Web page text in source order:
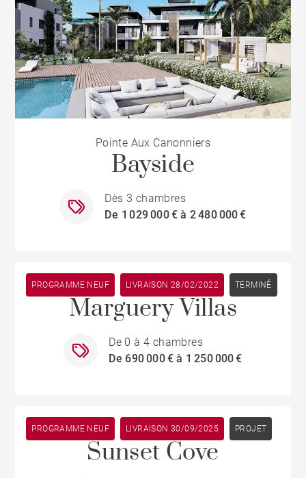
Pointe Aux Canonniers
Bayside
Dès 3 chambres
De 1 029 000 € à 2 480 000 €
PROGRAMME NEUF LIVRAISON 28/02/2022 TERMINÉ
Rivière Noire
Marguery Villas
De 0 à 4 chambres
De 690 000 € à 1 250 000 €
PROGRAMME NEUF LIVRAISON 30/09/2025 PROJET
Tamarin
Sunset Cove